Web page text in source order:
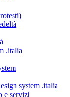
.italia
system .italia
e servizi